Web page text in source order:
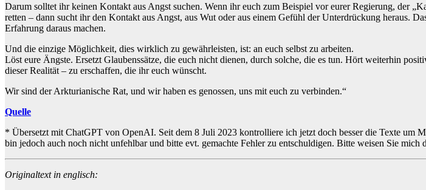
Darum solltet ihr keinen Kontakt aus Angst suchen. Wenn ihr euch zum Beispiel vor eurer Regierung, der
retten – dann sucht ihr den Kontakt aus Angst, aus Wut oder aus einem Gefühl der Unterdrückung heraus.
Erfahrung daraus machen.
Und die einzige Möglichkeit, dies wirklich zu gewährleisten, ist: an euch selbst zu arbeiten.
Löst eure Ängste. Ersetzt Glaubenssätze, die euch nicht dienen, durch solche, die es tun. Hört weiterhin
dieser Realität – zu erschaffen, die ihr euch wünscht.
Wir sind der Arkturianische Rat, und wir haben es genossen, uns mit euch zu verbinden.“
Quelle
* Übersetzt mit ChatGPT von OpenAI. Seit dem 8 Juli 2023 kontrolliere ich jetzt doch besser die Texte um
bin jedoch auch noch nicht unfehlbar und bitte evt. gemachte Fehler zu entschuldigen. Bitte weisen Sie
Originaltext in englisch: